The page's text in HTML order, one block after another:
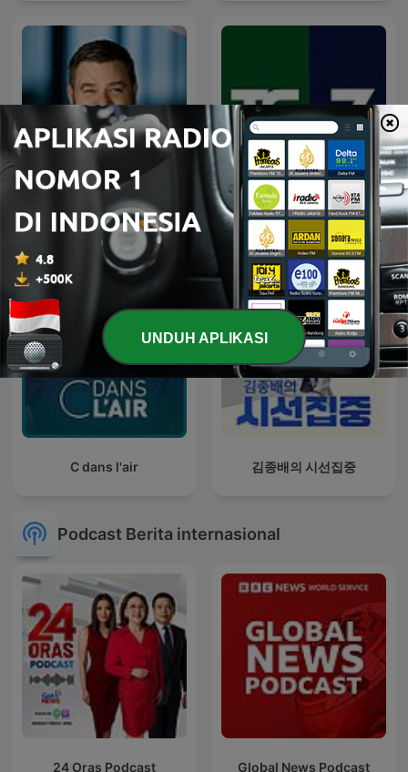
Paul Murray Live Tg La7
C dans l'air 김종배의 시선집중
Podcast Berita internasional
24 Oras Podcast Global News Podcast
UNDUH APLIKASI